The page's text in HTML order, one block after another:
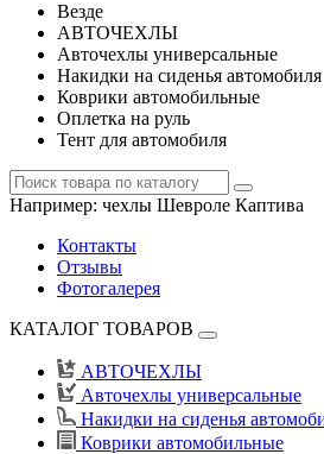
Везде
АВТОЧЕХЛЫ
Авточехлы универсальные
Накидки на сиденья автомобиля
Коврики автомобильные
Оплетка на руль
Тент для автомобиля
Например: чехлы Шевроле Каптива
Контакты
Отзывы
Фотогалерея
КАТАЛОГ ТОВАРОВ
АВТОЧЕХЛЫ
Авточехлы универсальные
Накидки на сиденья
Коврики автомобильные